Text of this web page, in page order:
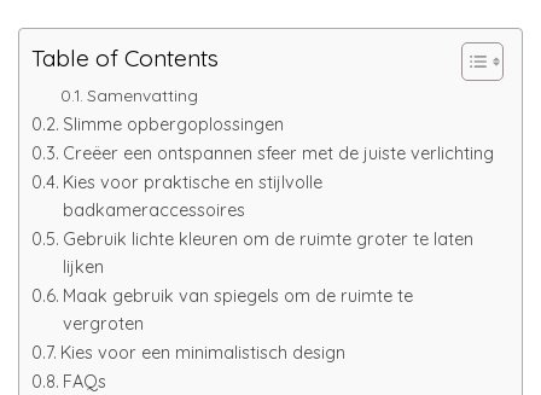
Table of Contents
Samenvatting
Slimme opbergoplossingen
Creëer een ontspannen sfeer met de juiste verlichting
Kies voor praktische en stijlvolle
badkameraccessoires
Gebruik lichte kleuren om de ruimte groter te laten
lijken
Maak gebruik van spiegels om de ruimte te
vergroten
Kies voor een minimalistisch design
FAQs